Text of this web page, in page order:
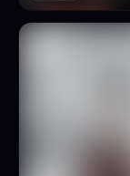
🔞 18+